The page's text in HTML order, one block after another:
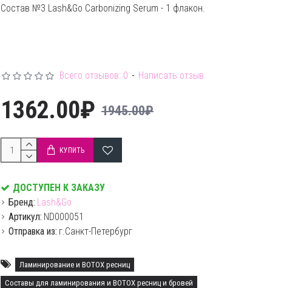
Состав №3 Lash&Go Carbonizing Serum - 1 флакон.
ДОСТУПЕН К ЗАКАЗУ
Бренд: Lash&Go
Артикул: ND000051
Отправка из: г.Санкт-Петербург
Всего отзывов: 0 - Написать отзыв
1362.00₽ 1945.00₽
КУПИТЬ
Ламинирование и BOTOX ресниц
Составы для ламинирования и BOTOX ресниц и бровей